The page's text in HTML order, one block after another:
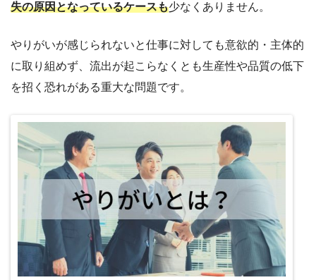
失の原因となっているケースも少なくありません。
やりがいが感じられないと仕事に対しても意欲的・主体的
に取り組めず、流出が起こらなくとも生産性や品質の低下
を招く恐れがある重大な問題です。